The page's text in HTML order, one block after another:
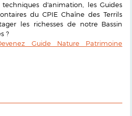
d'animation, les Guides
du CPIE Chaîne des Terrils
les richesses de notre Bassin
?
Guide Nature Patrimoine